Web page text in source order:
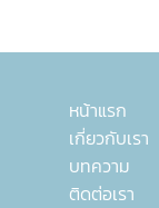
หน้าแรก
เกี่ยวกับเรา
บทความ
ติดต่อเรา